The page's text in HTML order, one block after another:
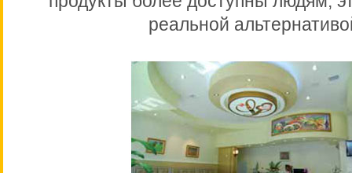
реальной